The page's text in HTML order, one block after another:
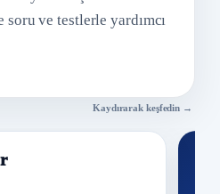
ve testlerle yardımcı
Kaydırarak keşfedin →